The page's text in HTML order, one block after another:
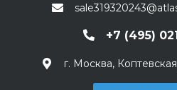
+7 (495)
г. Москва,